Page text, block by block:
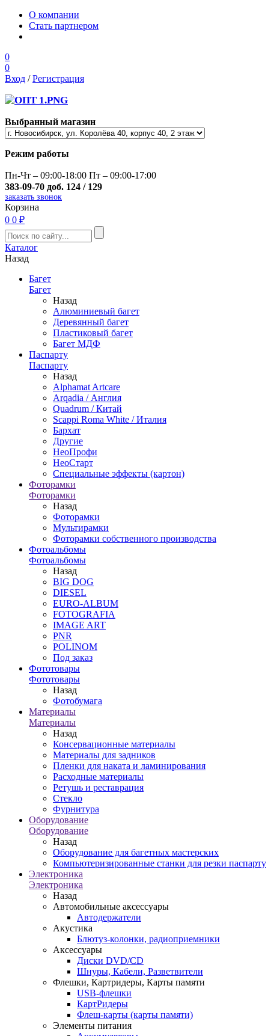
О компании
Стать партнером
0
0
Вход /Регистрация
Выбранный магазин
Режим работы
Пн-Чт – 09:00-18:00 Пт – 09:00-17:00
383-09-70 доб. 124 / 129
заказать звонок
Корзина
0 0 ₽
Каталог
Назад
Багет
Багет
Назад
Алюминиевый багет
Деревянный багет
Пластиковый багет
Багет МДФ
Паспарту
Паспарту
Назад
Alphamat Artcare
Arqadia / Англия
Quadrum / Китай
Scappi Roma White / Италия
Бархат
Другие
НеоПрофи
НеоСтарт
Специальные эффекты (картон)
Фоторамки
Фоторамки
Назад
Фоторамки
Мультирамки
Фоторамки собственного производства
Фотоальбомы
Фотоальбомы
Назад
BIG DOG
DIESEL
EURO-ALBUM
FOTOGRAFIA
IMAGE ART
PNR
POLINOM
Под заказ
Фототовары
Фототовары
Назад
Фотобумага
Материалы
Материалы
Назад
Консервационные материалы
Материалы для задников
Пленки для наката и ламинирования
Расходные материалы
Ретушь и реставрация
Стекло
Фурнитура
Оборудование
Оборудование
Назад
Оборудование для багетных мастерских
Компьютеризированные станки для резки паспарту
Электроника
Электроника
Назад
Автомобильные аксессуары
Автодержатели
Акустика
Блютуз-колонки, радиоприемники
Аксессуары
Диски DVD/CD
Шнуры, Кабели, Разветвители
Флешки, Картридеры, Карты памяти
USB-флешки
КартРидеры
Флеш-карты (карты памяти)
Элементы питания